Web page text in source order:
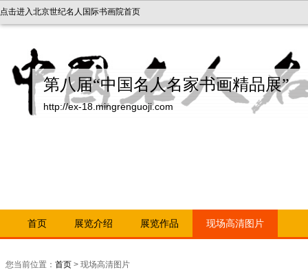
点击进入北京世纪名人国际书画院首页
第八届“中国名人名家书画精品展”
http://ex-18.mingrenguoji.com
首页 展览介绍 展览作品 现场高清图片
您当前位置： 首页 > 现场高清图片